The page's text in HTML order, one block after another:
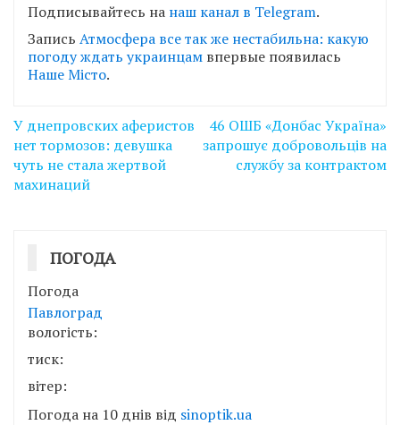
Подписывайтесь на наш канал в Telegram.
Запись Атмосфера все так же нестабильна: какую
погоду ждать украинцам впервые появилась
Наше Місто.
Навігація
записів
У днепровских аферистов
нет тормозов: девушка
чуть не стала жертвой
махинаций
46 ОШБ «Донбас Україна»
запрошує добровольців на
службу за контрактом
ПОГОДА
Погода
Павлоград
вологість:
тиск:
вітер:
Погода на 10 днів від sinoptik.ua